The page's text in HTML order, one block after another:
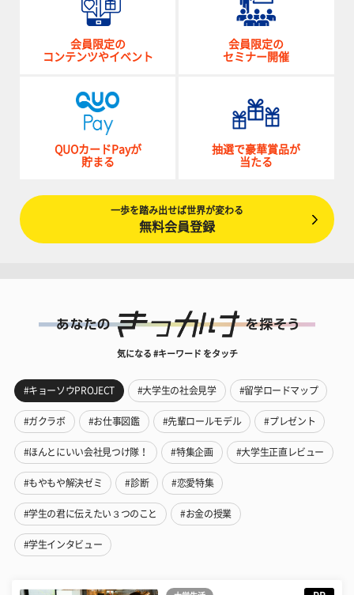
会員限定の
コンテンツやイベント
会員限定の
セミナー開催
QUOカードPayが
貯まる
抽選で豪華賞品が
当たる
一歩を踏み出せば世界が変わる
無料会員登録
気になる #キーワード をタッチ
#キョーソウPROJECT #大学生の社会見学 #留学ロードマップ
#ガクラボ #お仕事図鑑 #先輩ロールモデル #プレゼント
#ほんとにいい会社見つけ隊！ #特集企画 #大学生正直レビュー
#もやもや解決ゼミ #診断 #恋愛特集
#学生の君に伝えたい３つのこと #お金の授業
#学生インタビュー